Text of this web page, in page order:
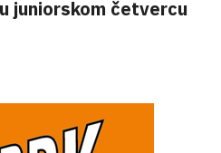
juniorskom četvercu